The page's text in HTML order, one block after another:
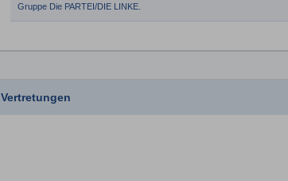
Gruppe Die PARTEI/DIE LINKE.
Vertretungen